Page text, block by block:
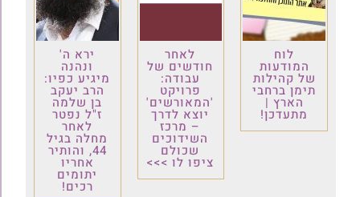
לוח
המודעות
של קהילות
תימן ברחבי
הארץ |
מתעדכן!
לאחר
חודשים של
עבודה:
פרויקט
'המאורשים'
יוצא לדרך
– מרכז
השידוכים
שכולם
ציפו לו >>>
ירא ה'
ונהנה
מיגיע כפיו:
הרב יעקב
בן שלמה
ז"ל נפטר
לאחר
מחלה בגיל
44, והותיר
אחריו
יתומים
רכים!